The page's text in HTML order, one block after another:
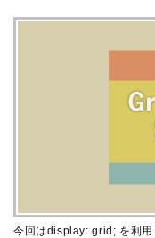
今回はdisplay: grid; を利用